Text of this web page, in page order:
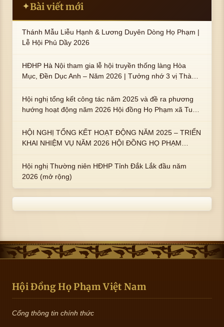
✦Bài viết mới
Thánh Mẫu Liễu Hạnh & Lương Duyên Dòng Họ Phạm |
Lễ Hội Phủ Dầy 2026
HĐHP Hà Nội tham gia lễ hội truyền thống làng Hòa
Mục, Đền Dục Anh – Năm 2026 | Tưởng nhớ 3 vị Thành
trai : ngài Phạm Huy, Phạm Miện
Hội nghị tổng kết công tác năm 2025 và đề ra phương
hướng hoạt động năm 2026 Hội đồng Họ Phạm xã Tuy
HỘI NGHỊ TỔNG KẾT HOẠT ĐỘNG NĂM 2025 – TRIỂN
KHAI NHIỆM VỤ NĂM 2026 HỘI ĐỒNG HỌ PHẠM
Hội nghị Thường niên HĐHP Tỉnh Đắk Lắk đầu năm
2026 (mở rộng)
Hội Đồng Họ Phạm Việt Nam
Cổng thông tin chính thức